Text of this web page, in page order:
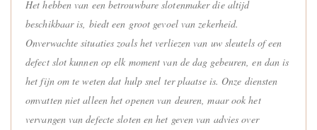
Het hebben van een betrouwbare slotenmaker die altijd
beschikbaar is, biedt een groot gevoel van zekerheid.
Onverwachte situaties zoals het verliezen van uw sleutels of een
defect slot kunnen op elk moment van de dag gebeuren, en dan is
het fijn om te weten dat hulp snel ter plaatse is. Onze diensten
omvatten niet alleen het openen van deuren, maar ook het
vervangen van defecte sloten en het geven van advies over